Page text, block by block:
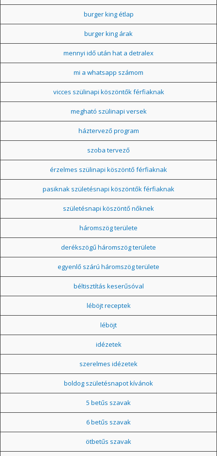
burger king étlap
burger king árak
mennyi idő után hat a detralex
mi a whatsapp számom
vicces szülinapi köszöntők férfiaknak
megható szülinapi versek
háztervező program
szoba tervező
érzelmes szülinapi köszöntő férfiaknak
pasiknak születésnapi köszöntők férfiaknak
születésnapi köszöntő nőknek
háromszög területe
derékszögű háromszög területe
egyenlő szárú háromszög területe
béltisztítás keserűsóval
léböjt receptek
léböjt
idézetek
szerelmes idézetek
boldog születésnapot kívánok
5 betűs szavak
6 betűs szavak
ötbetűs szavak